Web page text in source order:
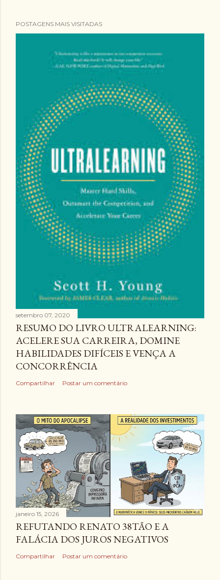
POSTAGENS MAIS VISITADAS
setembro 07, 2020
RESUMO DO LIVRO ULTRALEARNING:
ACELERE SUA CARREIRA, DOMINE
HABILIDADES DIFÍCEIS E VENÇA A
CONCORRÊNCIA
Compartilhar Postar um comentário
janeiro 15, 2026
REFUTANDO RENATO 38TÃO E A
FALÁCIA DOS JUROS NEGATIVOS
Compartilhar Postar um comentário